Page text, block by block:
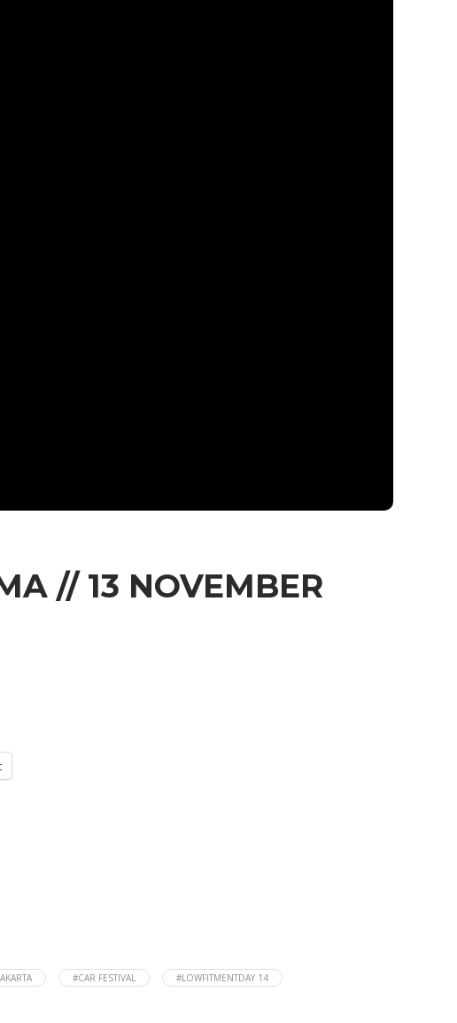
// 13 NOVEMBER
#CAR FESTIVAL
#LOWFITMENTDAY 14